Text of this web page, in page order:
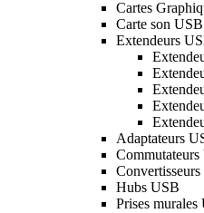
Cartes
Carte son USB
Extendeurs
Adaptateurs
Commutateurs
Hubs USB
Prises murales